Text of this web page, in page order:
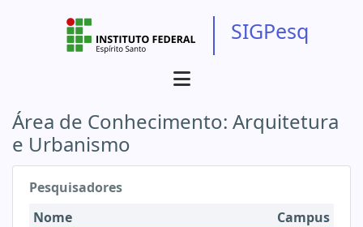
SIGPesq
Área de Conhecimento: Arquitetura
e Urbanismo
Pesquisadores
Nome
Campus